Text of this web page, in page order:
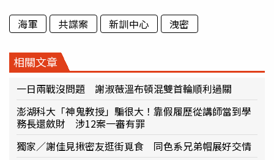
海軍 共諜案 新訓中心 洩密
相關文章
一日兩戰沒問題 謝淑薇溫布頓混雙首輪順利過關
澎湖科大「神鬼教授」騙很大！靠假履歷從講師當到學
務長還斂財 涉12案一審有罪
獨家／謝佳見揪密友逛街覓食 同色系兄弟帽展好交情